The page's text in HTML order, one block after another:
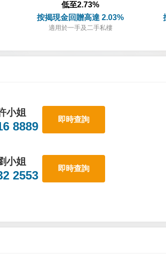
低至2.73%
按揭現金回贈高達 2.03%
適用於一手及二手私樓
小姐
8889
即時查詢
小姐
2553
即時查詢